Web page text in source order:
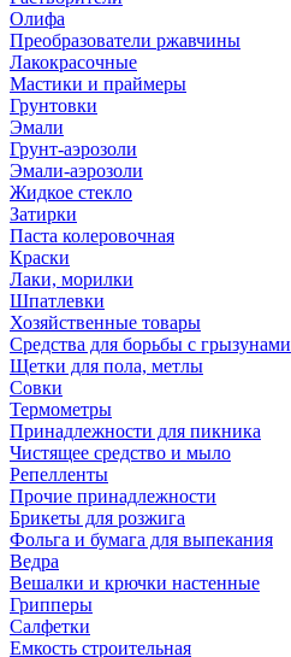
Олифа
Преобразователи ржавчины
Лакокрасочные
Мастики и праймеры
Грунтовки
Эмали
Грунт-аэрозоли
Эмали-аэрозоли
Жидкое стекло
Затирки
Паста колеровочная
Краски
Лаки, морилки
Шпатлевки
Хозяйственные товары
Средства для борьбы с грызунами
Щетки для пола, метлы
Совки
Термометры
Принадлежности для пикника
Чистящее средство и мыло
Репелленты
Прочие принадлежности
Брикеты для розжига
Фольга и бумага для выпекания
Ведра
Вешалки и крючки настенные
Грипперы
Салфетки
Емкость строительная